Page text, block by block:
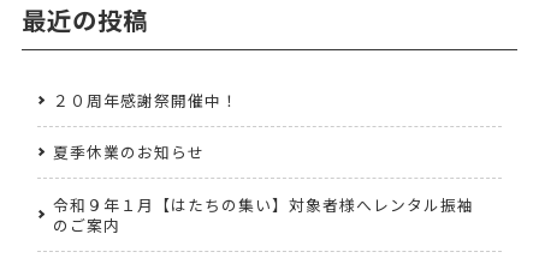
最近の投稿
２０周年感謝祭開催中！
夏季休業のお知らせ
令和９年１月【はたちの集い】対象者様へレンタル振袖
のご案内